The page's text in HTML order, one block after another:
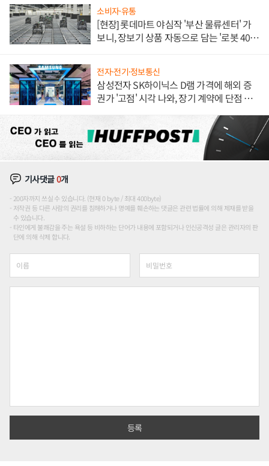
소비자·유통
[현장] 롯데마트 야심작 '부산 물류센터' 가
보니, 장보기 상품 자동으로 담는 '로봇 400
전자·전기·정보통신
삼성전자 SK하이닉스 D램 가격에 해외 증
권가 '고점' 시각 나와, 장기 계약에 단점 부
기사댓글0개
200자까지 쓰실 수 있습니다. (현재 0 byte / 최대 400byte)
저작권 등 다른 사람의 권리를 침해하거나 명예를 훼손하는 댓글은 관련 법률에 의해 제재를 받을
수 있습니다.
타인에게 불쾌감을 주는 욕설 등 비하하는 단어가 내용에 포함되거나 인신공격성 글은 관리자의 판
단에 의해 삭제 합니다.